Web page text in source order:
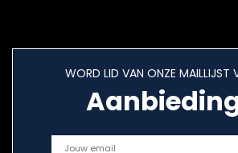
WORD LID VAN ONZE MAILLIJST